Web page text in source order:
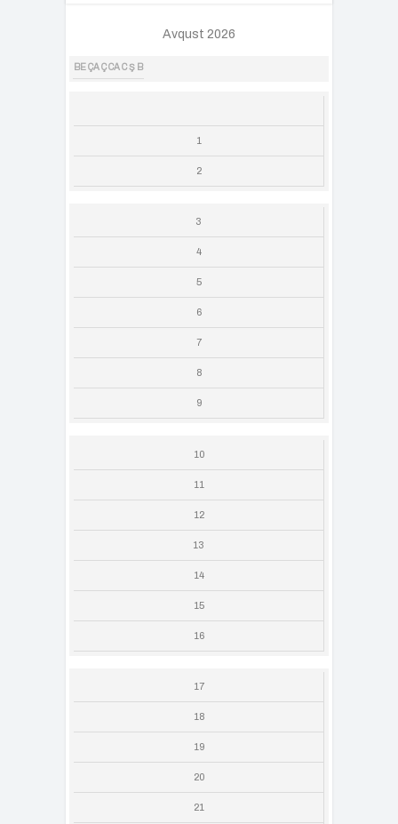
Avqust 2026
BE ÇA Ç CA C Ş B
1
2
3
4
5
6
7
8
9
10
11
12
13
14
15
16
17
18
19
20
21